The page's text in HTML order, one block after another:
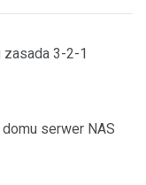
zasada 3-2-1
serwer NAS